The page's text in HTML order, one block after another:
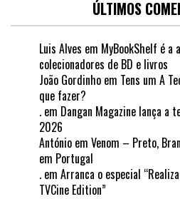
ÚLTIMOS
Luis Alves em MyBookShelf é a
colecionadores de BD e livros
João Gordinho em Tens um A
que fazer?
. em Dangan Magazine lança
2026
António em Venom – Preto,
em Portugal
. em Arranca o especial
TVCine Edition”